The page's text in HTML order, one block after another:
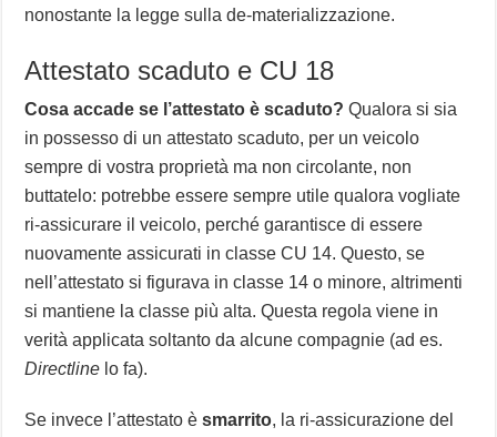
nonostante la legge sulla de-materializzazione.
Attestato scaduto e CU 18
Cosa accade se l’attestato è scaduto? Qualora si sia
in possesso di un attestato scaduto, per un veicolo
sempre di vostra proprietà ma non circolante, non
buttatelo: potrebbe essere sempre utile qualora vogliate
ri-assicurare il veicolo, perché garantisce di essere
nuovamente assicurati in classe CU 14. Questo, se
nell’attestato si figurava in classe 14 o minore, altrimenti
si mantiene la classe più alta. Questa regola viene in
verità applicata soltanto da alcune compagnie (ad es.
Directline lo fa).
Se invece l’attestato èsmarrito, la ri-assicurazione del